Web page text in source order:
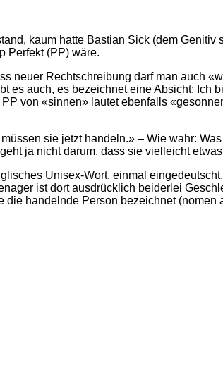
kaum hatte Bastian Sick (dem
Perfekt (PP) wäre.
neuer Rechtschreibung darf man auch
auch, es bezeichnet eine Absicht: Ich
von «sinnen» lautet ebenfalls
sie jetzt handeln.» – Wie wahr:
ja nicht darum, dass sie vielleicht
Unisex-Wort, einmal
ist dort ausdrücklich beiderlei
handelnde Person bezeichnet (nomen